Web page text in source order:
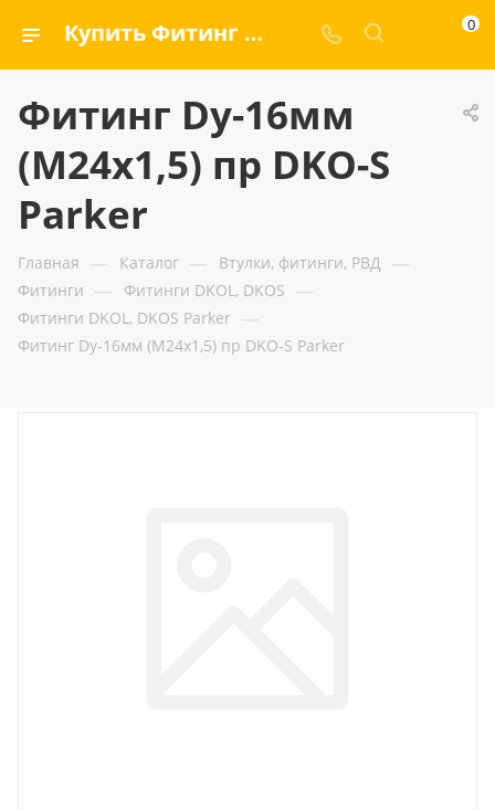
Купить Фитинг Dу-16мм (М24х1,5) пр DKO-S Parker — ООО «ГИДРАМАКС» 0
Фитинг Dу-16мм
(М24х1,5) пр DKO-S
Parker
Главная — Каталог — Втулки, фитинги, РВД —
Фитинги — Фитинги DKOL, DKOS —
Фитинги DKOL, DKOS Parker —
Фитинг Dу-16мм (М24х1,5) пр DKO-S Parker